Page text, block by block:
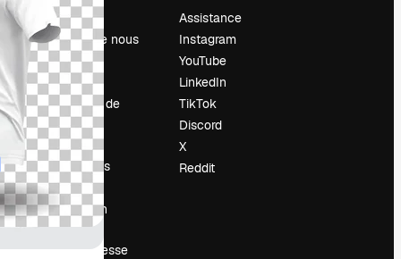
Prix
À propos de nous
Avis
Carrières
Tendances de
Blog
Événements
Slidesgo
Vendre mon
contenu
Salle de presse
Assistance
Instagram
YouTube
LinkedIn
TikTok
Discord
X
Reddit